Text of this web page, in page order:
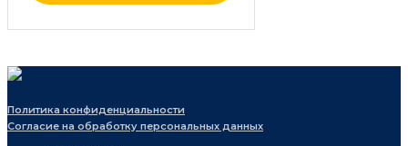
Политика конфиденциальности
Согласие на обработку персональных данных